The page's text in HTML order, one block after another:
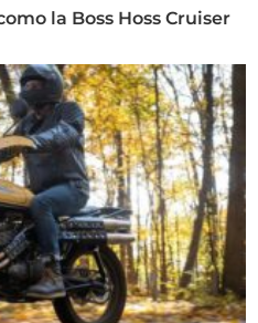
la Boss Hoss Cruiser